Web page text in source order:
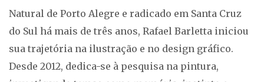
Natural de Porto Alegre e radicado em Santa Cruz
do Sul há mais de três anos, Rafael Barletta iniciou
sua trajetória na ilustração e no design gráfico.
Desde 2012, dedica-se à pesquisa na pintura,